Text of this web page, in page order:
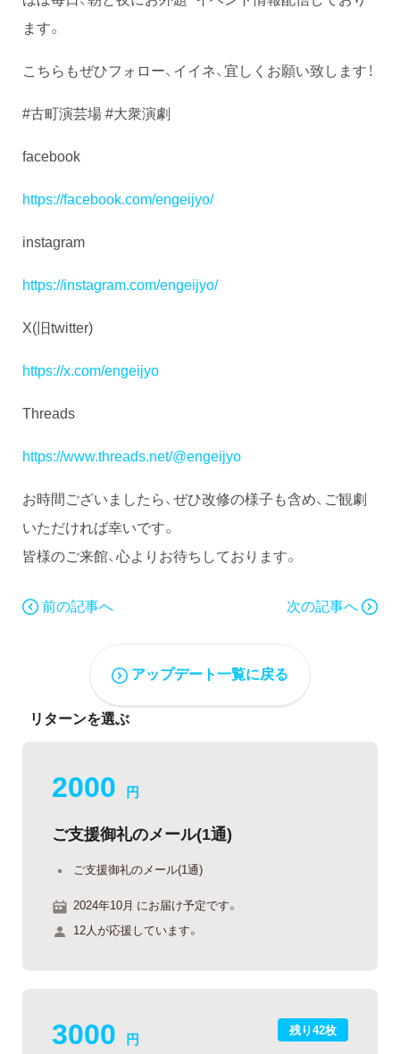
ます。
こちらもぜひフォロー、イイネ、宜しくお願い致します！
#古町演芸場 #大衆演劇
facebook
https://facebook.com/engeijyo/
instagram
https://instagram.com/engeijyo/
X(旧twitter)
https://x.com/engeijyo
Threads
https://www.threads.net/@engeijyo
お時間ございましたら、ぜひ改修の様子も含め、ご観劇
いただければ幸いです。
皆様のご来館、心よりお待ちしております。
前の記事へ 次の記事へ
アップデート一覧に戻る
リターンを選ぶ
2000 円
ご支援御礼のメール(1通)
ご支援御礼のメール(1通)
2024年10月 にお届け予定です。
12人が応援しています。
残り42枚
3000 円